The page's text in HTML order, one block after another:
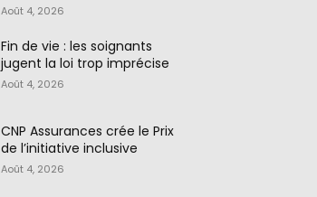
Août 4, 2026
Fin de vie : les soignants
jugent la loi trop imprécise
Août 4, 2026
CNP Assurances crée le Prix
de l’initiative inclusive
Août 4, 2026